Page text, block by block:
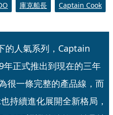
庫克船長 Captain Cook
的人氣系列，Captain
正式推出到現在的三年
很一條完整的產品線，而
持續進化展開全新格局，